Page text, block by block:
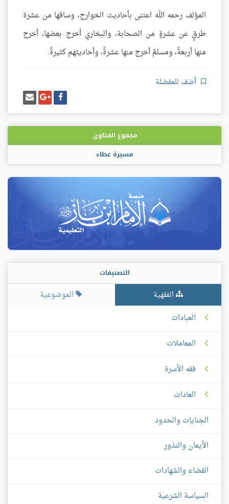
المؤلف رحمه الله اعتنى بأحاديث الخوارج، وساقها من عشرة
طرقٍ عن عشرةٍ من الصحابة، والبخاري أخرج بعضها، أخرج
منها أربعةً، ومسلمٌ أخرج منها عشرةً، وأحاديثهم كثيرةٌ.
أضف للمفضلة
شارك
على
فيسبوك
شارك
على
غوغل
بلس
إرسل
إيميل
مجموع الفتاوى
مسيرة عطاء
التصنيفات
الفقهية
الموضوعية
العبادات
المعاملات
فقه الأسرة
العادات
الجنايات والحدود
الأيمان والنذور
القضاء والشهادات
السياسة الشرعية